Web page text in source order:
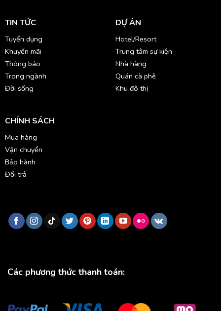
TIN TỨC
Tuyển dụng
Khuyến mãi
Thông báo
Trong ngành
Đời sống
DỰ ÁN
Hotel/Resort
Trung tâm sự kiện
Nhà hàng
Quán cà phê
Khu đô thị
CHÍNH SÁCH
Mua hàng
Vận chuyển
Bảo hành
Đổi trả
Các phương thức thanh toán: